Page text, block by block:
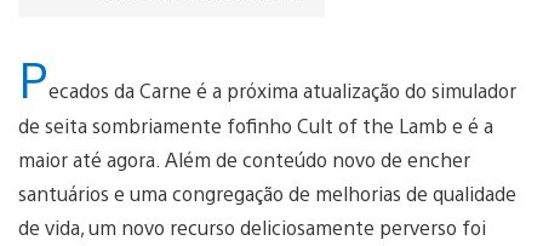
Pecados da Carne é a próxima atualização do simulador
de seita sombriamente fofinho Cult of the Lamb e é a
maior até agora. Além de conteúdo novo de encher
santuários e uma congregação de melhorias de qualidade
de vida, um novo recurso deliciosamente perverso foi